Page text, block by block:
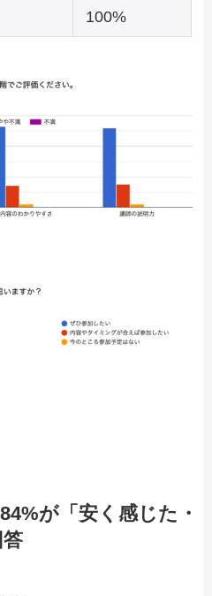
100%
が「安く感じた・